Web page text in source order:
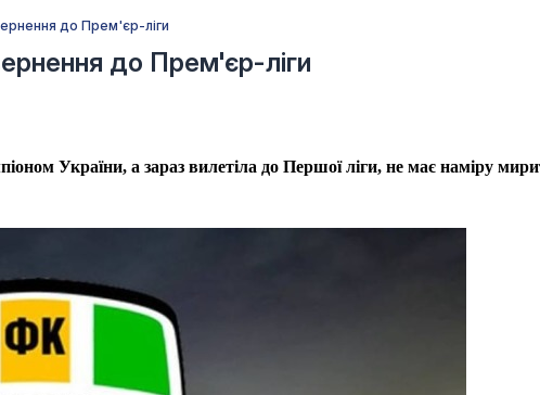
до Прем'єр-ліги
до Прем'єр-ліги
України, а зараз вилетіла до Першої ліги, не має наміру